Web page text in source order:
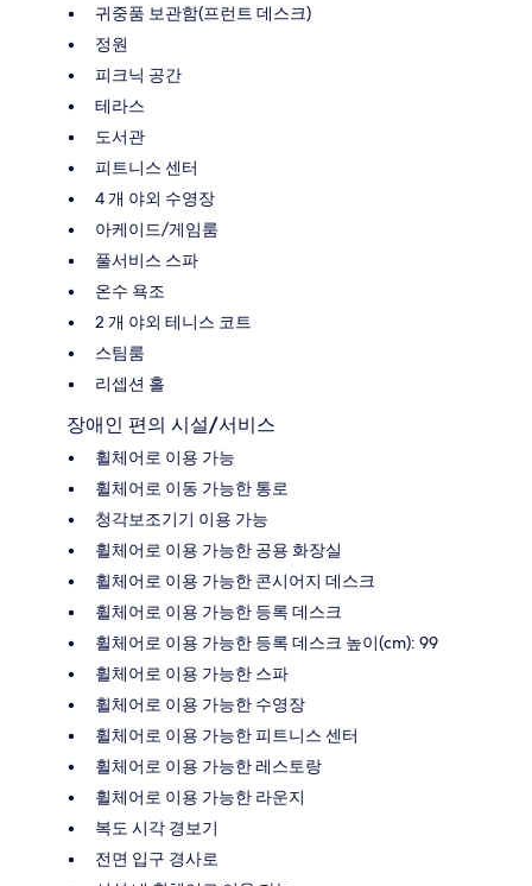
귀중품 보관함(프런트 데스크)
정원
피크닉 공간
테라스
도서관
피트니스 센터
4 개 야외 수영장
아케이드/게임룸
풀서비스 스파
온수 욕조
2 개 야외 테니스 코트
스팀룸
리셉션 홀
장애인 편의 시설/서비스
휠체어로 이용 가능
휠체어로 이동 가능한 통로
청각보조기기 이용 가능
휠체어로 이용 가능한 공용 화장실
휠체어로 이용 가능한 콘시어지 데스크
휠체어로 이용 가능한 등록 데스크
휠체어로 이용 가능한 등록 데스크 높이(cm): 99
휠체어로 이용 가능한 스파
휠체어로 이용 가능한 수영장
휠체어로 이용 가능한 피트니스 센터
휠체어로 이용 가능한 레스토랑
휠체어로 이용 가능한 라운지
복도 시각 경보기
전면 입구 경사로